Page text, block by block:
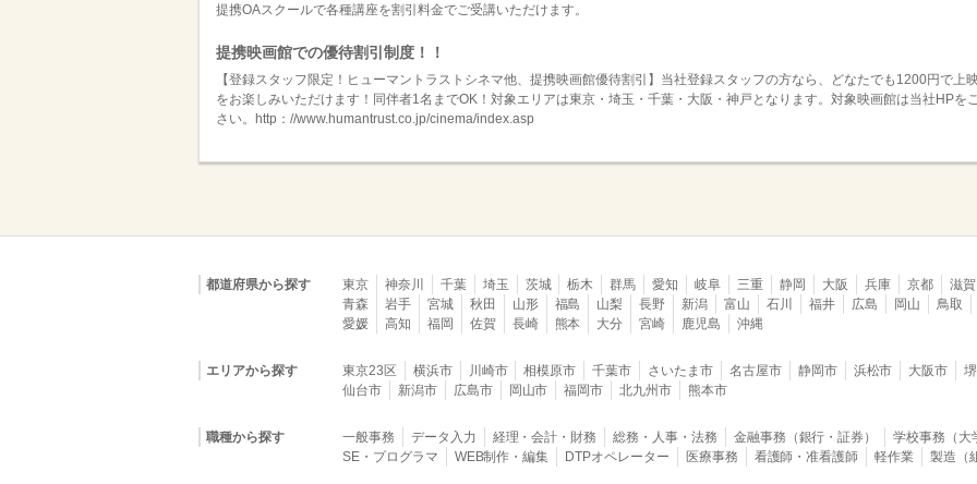
提携OAスクールで各種講座を割引料金でご受講いただけます。
提携映画館での優待割引制度！！
【登録スタッフ限定！ヒューマントラストシネマ他、提携映画館優待割引】当社登録スタッフの方なら、どなたでも1200円で上
をお楽しみいただけます！同伴者1名までOK！対象エリアは東京・埼玉・千葉・大阪・神戸となります。対象映画館は当社HPを
さい。http：//www.humantrust.co.jp/cinema/index.asp
都道府県から探す 東京 神奈川 千葉 埼玉 茨城 栃木 群馬 愛知 岐阜 三重 静岡 大阪 兵庫 京都
滋賀
青森
岩手 宮城 秋田 山形 福島 山梨 長野 新潟 富山 石川 福井 広島 岡山
鳥取
愛媛
高知 福岡 佐賀 長崎 熊本 大分 宮崎 鹿児島 沖縄
エリアから探す 東京23区 横浜市 川崎市 相模原市 千葉市 さいたま市 名古屋市 静岡市 浜松市 大阪市
仙台市
新潟市 広島市 岡山市 福岡市 北九州市 熊本市
職種から探す 一般事務 データ入力 経理・会計・財務 総務・人事・法務 金融事務（銀行・証券）
学校事務（大
SE・プログラマ
WEB制作・編集 DTPオペレーター 医療事務 看護師・准看護師 軽作業 製造（